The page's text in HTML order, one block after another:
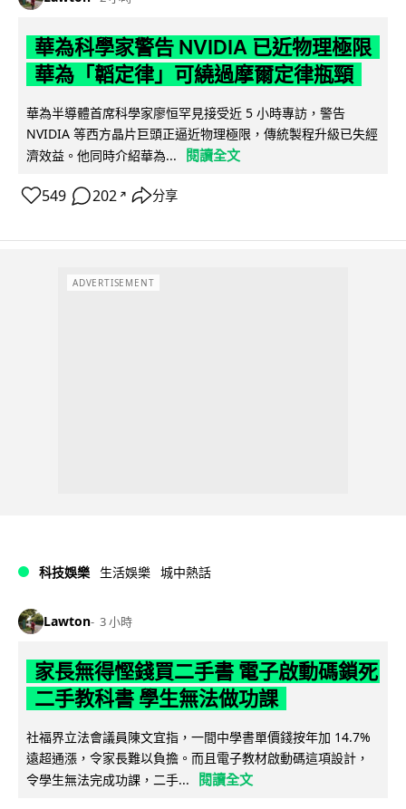
華為科學家警告 NVIDIA 已近物理極限
華為「韜定律」可繞過摩爾定律瓶頸
華為半導體首席科學家廖恒罕見接受近 5 小時專訪，警告
NVIDIA 等西方晶片巨頭正逼近物理極限，傳統製程升級已失經
濟效益。他同時介紹華為...
閱讀全文
549 202 ↗ 分享
ADVERTISEMENT
科技娛樂 生活娛樂 城中熱話
Lawton 3 小時
家長無得慳錢買二手書 電子啟動碼鎖死
二手教科書 學生無法做功課
社福界立法會議員陳文宜指，一間中學書單價錢按年加 14.7%
遠超通漲，令家長難以負擔。而且電子教材啟動碼這項設計，
令學生無法完成功課，二手...
閱讀全文